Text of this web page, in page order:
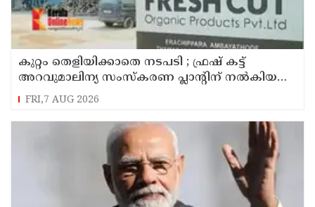
കുറ്റം തെളിയിക്കാതെ നടപടി ; ഫ്രഷ് കട്ട്
അറവുമാലിന്യ സംസ്‌കരണ പ്ലാന്റിന് നല്‍കിയ
സ്റ്റോപ്പ് മെമ്മോയില്‍ ഗുരുതര വീഴ്ചയെന്ന്
FRI,7 AUG 2026